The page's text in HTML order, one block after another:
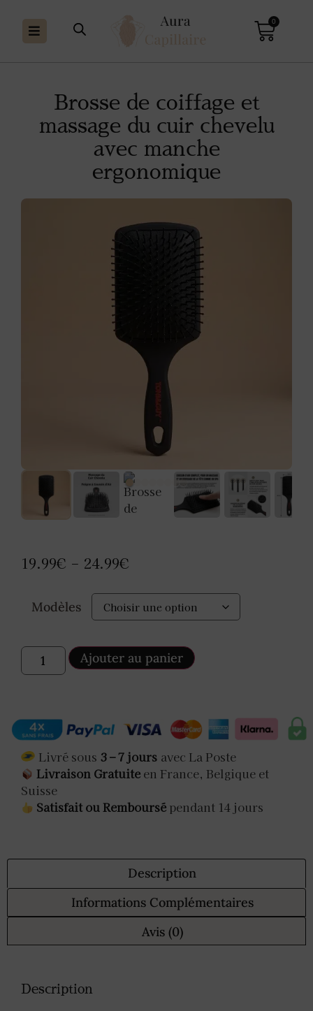
0
Brosse de coiffage et
massage du cuir chevelu
avec manche
ergonomique
19.99€ – 24.99€
Modèles
Ajouter au panier
Livré sous 3 – 7 jours avec La Poste
Livraison Gratuite en France, Belgique et
Suisse
Satisfait ou Remboursé pendant 14 jours
Description
Informations Complémentaires
Avis (0)
Description